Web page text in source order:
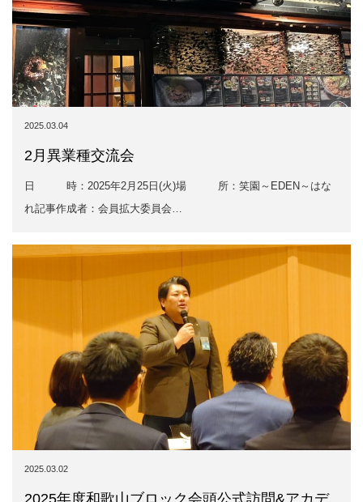
2025.03.04
2月異業種交流会
日 時：2025年2月25日(火)場 所：笑園～EDEN～はな
れ記事作成者：会員拡大委員会…
2025.03.02